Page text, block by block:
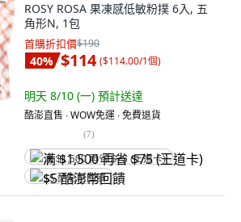
ROSY ROSA 果凍感低敏粉撲 6入, 五
角形N, 1包
首購折扣價$190
40% $114 ($114.00/1個)
明天 8/10 (一) 預計送達
酷澎直售 ∙ WOW免運 ∙ 免費退貨
(7)
满 $1,500 再省 $75 (王道卡)
$5 酷澎幣回饋